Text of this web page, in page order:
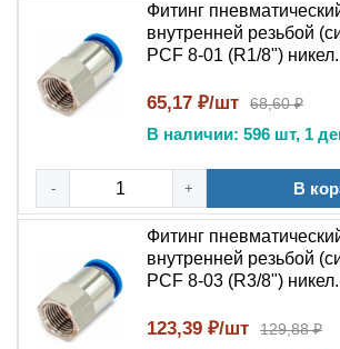
полным пакетом бухгалтерских
пневматических фитингов
кратчайшие сроки по всей России.
Купить прямой цанговый
PCF никелированная латунь Прямой
пневмофитинг PnevmoOpt PCF из
латуни с внутренней резьбой –
подключения трубок к резьбовым
оборудования. В наличии, доставка
заказ на пневмофитинг для вашего
Фитинг
внутренней резьбой
PCF 8-01 (R1/8")
65,17 ₽/шт 68,60 ₽
В наличии: 596 шт, 1
- + В
Фитинг
внутренней резьбой
PCF 8-03 (R3/8")
123,39 ₽/шт 129,88 ₽